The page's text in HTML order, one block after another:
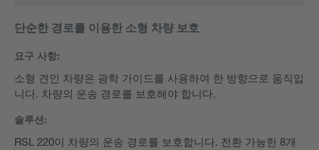
단순한 경로를 이용한 소형 차량 보호
요구 사항:
소형 견인 차량은 광학 가이드를 사용하여 한 방향으로 움직입
니다. 차량의 운송 경로를 보호해야 합니다.
솔루션:
RSL 220이 차량의 운송 경로를 보호합니다. 전환 가능한 8개